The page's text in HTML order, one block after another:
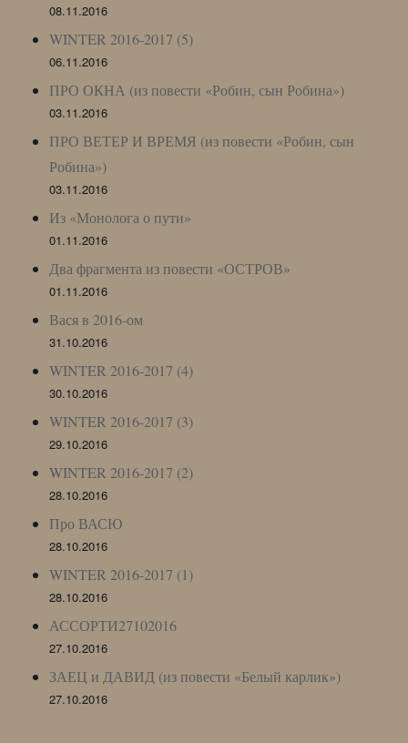
08.11.2016
WINTER 2016-2017 (5)
06.11.2016
ПРО ОКНА (из повести «Робин, сын Робина»)
03.11.2016
ПРО ВЕТЕР И ВРЕМЯ (из повести «Робин, сын
Робина»)
03.11.2016
Из «Монолога о пути»
01.11.2016
Два фрагмента из повести «ОСТРОВ»
01.11.2016
Вася в 2016-ом
31.10.2016
WINTER 2016-2017 (4)
30.10.2016
WINTER 2016-2017 (3)
29.10.2016
WINTER 2016-2017 (2)
28.10.2016
Про ВАСЮ
28.10.2016
WINTER 2016-2017 (1)
28.10.2016
АССОРТИ27102016
27.10.2016
ЗАЕЦ и ДАВИД (из повести «Белый карлик»)
27.10.2016